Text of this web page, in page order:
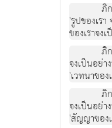
ภิ
'รูปของเรา
ของเราจงเ
ภิ
จงเปนอย
'เวทนาของ
ภิ
จงเปนอย
'สัญญาของเ